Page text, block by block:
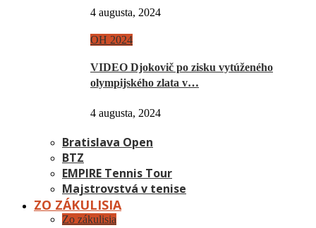
4 augusta, 2024
OH 2024
VIDEO Djokovič po zisku vytúženého
olympijského zlata v…
4 augusta, 2024
Bratislava Open
BTZ
EMPIRE Tennis Tour
Majstrovstvá v tenise
ZO ZÁKULISIA
Zo zákulisia